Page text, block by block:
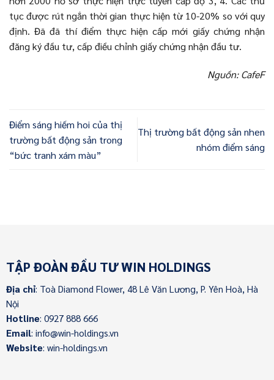
tục được rút ngắn thời gian thực hiện từ 10-20% so với quy
định. Đã đã thí điểm thực hiện cấp mới giấy chứng nhận
đăng ký đầu tư, cấp điều chỉnh giấy chứng nhận đầu tư.
Nguồn: CafeF
Điểm sáng hiếm hoi của thị
trường bất động sản trong
“bức tranh xám màu”
Thị trường bất động sản nhen
nhóm điểm sáng
TẬP ĐOÀN ĐẦU TƯ WIN HOLDINGS
Địa chỉ: Toà Diamond Flower, 48 Lê Văn Lương, P. Yên Hoà, Hà
Nội
Hotline: 0927 888 666
Email: info@win-holdings.vn
Website: win-holdings.vn